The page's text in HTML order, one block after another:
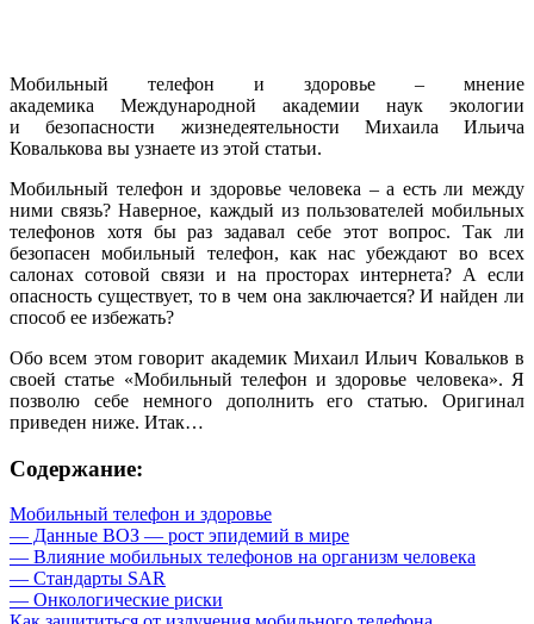
Мобильный телефон и здоровье – мнение
академика Международной академии наук экологии
и безопасности жизнедеятельности Михаила Ильича
Ковалькова вы узнаете из этой статьи.
Мобильный телефон и здоровье человека – а есть ли между
ними связь? Наверное, каждый из пользователей мобильных
телефонов хотя бы раз задавал себе этот вопрос. Так ли
безопасен мобильный телефон, как нас убеждают во всех
салонах сотовой связи и на просторах интернета? А если
опасность существует, то в чем она заключается? И найден ли
способ ее избежать?
Обо всем этом говорит академик Михаил Ильич Ковальков в
своей статье «Мобильный телефон и здоровье человека». Я
позволю себе немного дополнить его статью. Оригинал
приведен ниже. Итак…
Содержание:
Мобильный телефон и здоровье
— Данные ВОЗ — рост эпидемий в мире
— Влияние мобильных телефонов на организм человека
— Стандарты SAR
— Онкологические риски